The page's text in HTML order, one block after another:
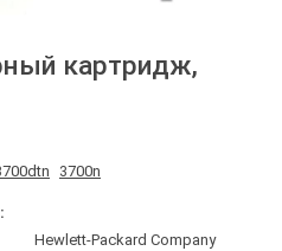
картридж,
3700n
Hewlett-Packard Company